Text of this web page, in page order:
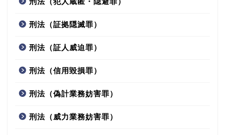
刑法（証拠隠滅罪）
刑法（証人威迫罪）
刑法（信用毀損罪）
刑法（偽計業務妨害罪）
刑法（威力業務妨害罪）